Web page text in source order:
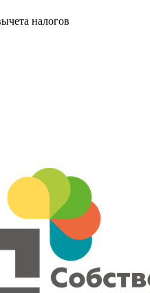
налогов